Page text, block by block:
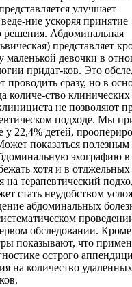
улучшает
ние ускоряя принятие
решения. Абдоминальная
представляет
маленькой девочки в
придат-ков. Это
проводить сразу, но в
количе-ство
не позволяют
подходе. Мы
у 22,4% детей,
показаться полезным
эхографию
хотя и в отджельных
на терапевтический
стать неудобством
абдоминальных
обследовании. Кроме
показывают, что
острого
на количество удаленных